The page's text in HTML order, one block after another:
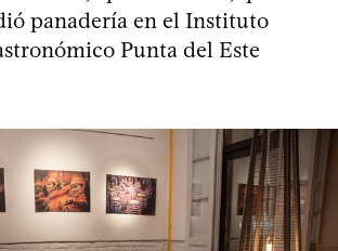
panadería en el Instituto
Punta del Este